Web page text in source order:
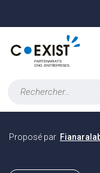
Proposé par